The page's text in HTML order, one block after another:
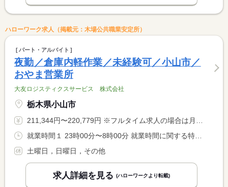
ハローワーク求人（掲載元：木場公共職業安定所）
パート・アルバイト
夜勤／倉庫内軽作業／未経験可／小山市／
おやま営業所
大友ロジスティクスサービス 株式会社
栃木県小山市
211,344円〜220,779円 ※フルタイム求人の場合は月額（換算額）、パート求人の場合は時間額を表示しています。
土曜日，日曜日，その他
求人詳細を見る (ハローワークより転載)